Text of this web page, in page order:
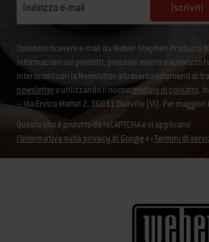
Indirizzo e-mail Iscriviti
Desidero ricevere e-mail da Weber-Stephen Products
informazioni sui prodotti, prossimi eventi e autorizzo
interazioni con la Newsletter attraverso strumenti di
newslettero utilizzando il nostromodulo di contatto.
– Via Enrico Mattei 2, 36031 Dueville (VI). Per
Questo sito è protetto da reCAPTCHA e si applicano
l'Informativa sulla privacy di Googlee iTermini di